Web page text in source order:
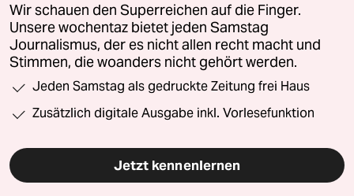
Wir schauen den Superreichen auf die Finger.
Unsere wochentaz bietet jeden Samstag
Journalismus, der es nicht allen recht macht und
Stimmen, die woanders nicht gehört werden.
Jeden Samstag als gedruckte Zeitung frei Haus
Zusätzlich digitale Ausgabe inkl. Vorlesefunktion
Jetzt kennenlernen